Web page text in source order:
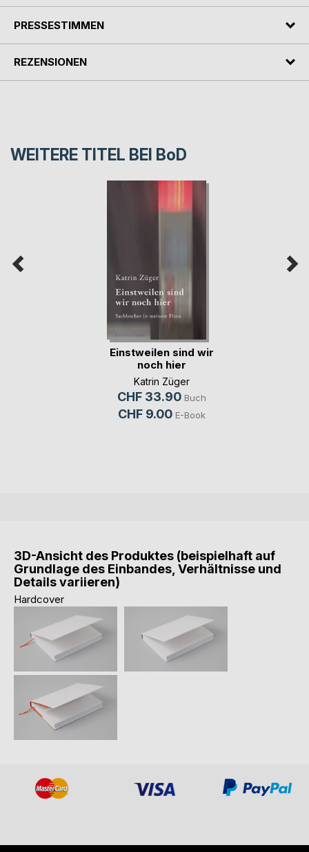
PRESSESTIMMEN
REZENSIONEN
WEITERE TITEL BEI BoD
Einstweilen sind wir
noch hier
Katrin Züger
CHF 33.90 Buch
CHF 9.00 E-Book
3D-Ansicht des Produktes (beispielhaft auf
Grundlage des Einbandes, Verhältnisse und
Details variieren)
Hardcover